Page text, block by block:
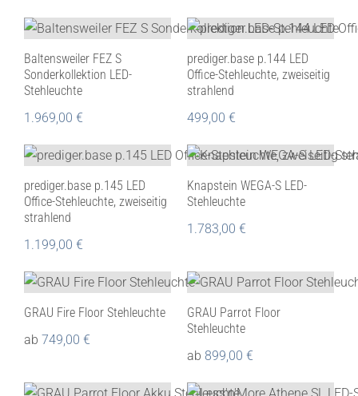
Baltensweiler FEZ S
Sonderkollektion LED-
Stehleuchte
1.969,00 €
prediger.base p.144 LED
Office-Stehleuchte, zweiseitig
strahlend
499,00 €
prediger.base p.145 LED
Office-Stehleuchte, zweiseitig
strahlend
1.199,00 €
Knapstein WEGA-S LED-
Stehleuchte
1.783,00 €
GRAU Fire Floor Stehleuchte
ab 749,00 €
GRAU Parrot Floor
Stehleuchte
ab 899,00 €